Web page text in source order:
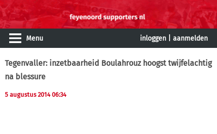
Menu inloggen aanmelden
Tegenvaller: inzetbaarheid Boulahrouz hoogst twijfelachtig
na blessure
5 augustus 2014 06:34